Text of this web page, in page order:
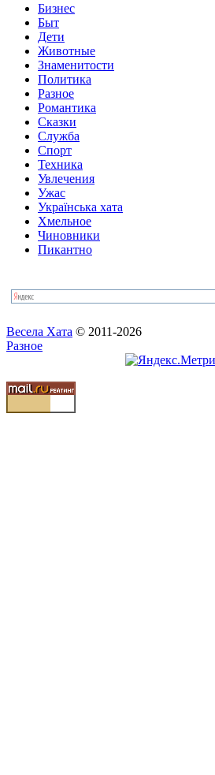
Бизнес
Быт
Дети
Животные
Знаменитости
Политика
Разное
Романтика
Сказки
Служба
Спорт
Техника
Увлечения
Ужас
Українська хата
Хмельное
Чиновники
Пикантно
Весела Хата © 2011-2026
Разное